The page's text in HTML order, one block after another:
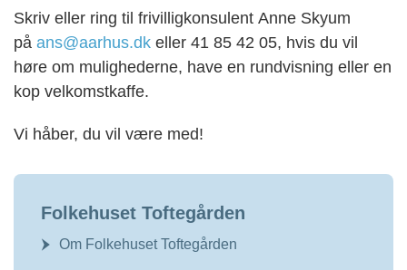
Skriv eller ring til frivilligkonsulent Anne Skyum
på ans@aarhus.dk eller 41 85 42 05, hvis du vil
høre om mulighederne, have en rundvisning eller en
kop velkomstkaffe.
Vi håber, du vil være med!
Folkehuset Toftegården
Om Folkehuset Toftegården